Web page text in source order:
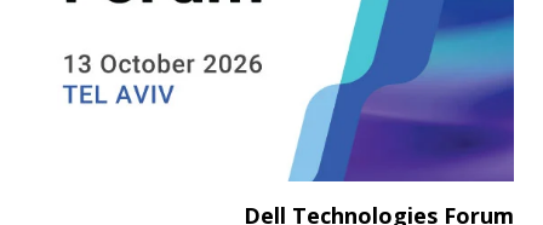
Dell Technologies Forum